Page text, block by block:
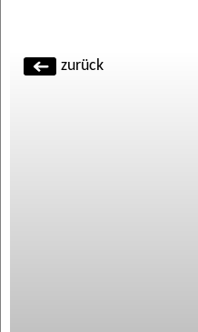
zurück